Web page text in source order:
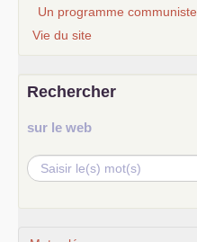
Un programme communiste
Vie du site
Rechercher
sur le web